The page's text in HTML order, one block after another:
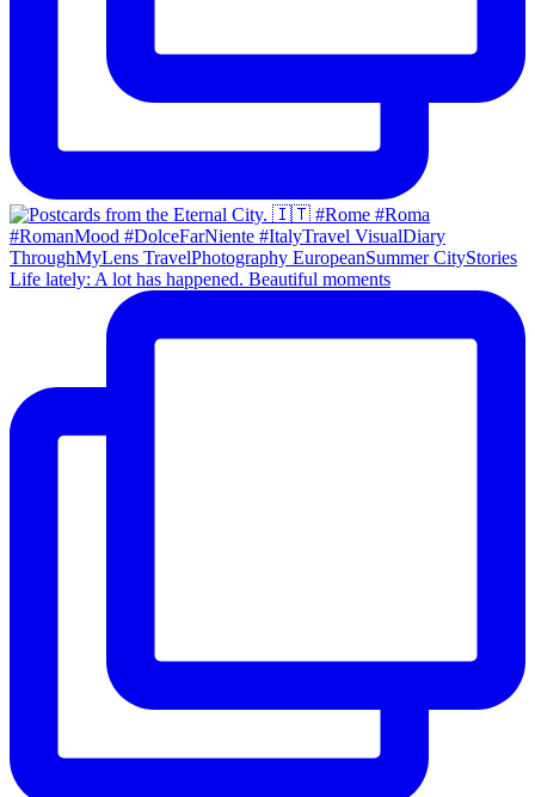
Life lately: A lot has happened. Beautiful moments